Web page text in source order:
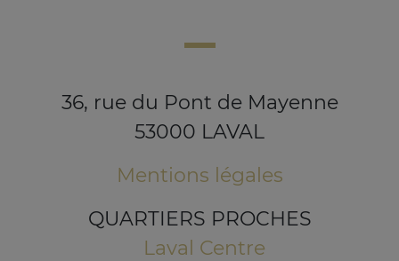
36, rue du Pont de Mayenne
53000 LAVAL
Mentions légales
QUARTIERS PROCHES
Laval Centre